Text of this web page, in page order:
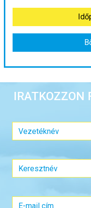
Szobatípus:
IRATKOZZON